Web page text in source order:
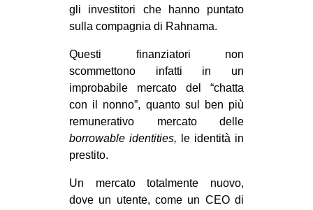
gli investitori che hanno puntato
sulla compagnia di Rahnama.
Questi finanziatori non
scommettono infatti in un
improbabile mercato del “chatta
con il nonno”, quanto sul ben più
remunerativo mercato delle
borrowable identities,
le identità in
prestito.
Un mercato totalmente nuovo,
dove un utente, come un CEO di